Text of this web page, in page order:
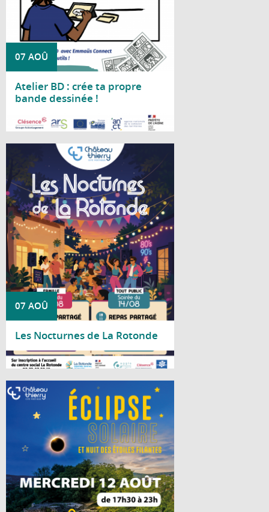
07 AOÛ
Atelier BD : crée ta propre
bande dessinée !
07 AOÛ
Les Nocturnes de La Rotonde
Cet été, le Centre social La Rotonde vous
invite à partager deux soirées conviviales
placées sous le signe de la bonne humeur
et de la musique.
Lire la suite
Le mercredi 12 août 2026, la Ville de
Château-Thierry vous invite à vivre un
événement astronomique exceptionnel au
château médiéval. À cette occasion, près
de 90 % du Soleil sera occulté par la Lune,
offrant un spectacle rare et fascinant.